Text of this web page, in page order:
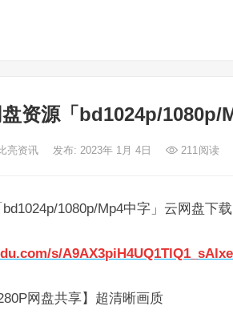
盘资源「bd1024p/1080p/
亮资讯 发布: 2023年 1月 4日 211阅读
1080p/Mp4中字」云网盘下载
s/
网盘共享】超清晰画质